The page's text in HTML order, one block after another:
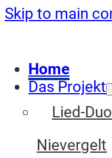
Skip to main
Home
Das Projekt
Lied-
Nievergelt